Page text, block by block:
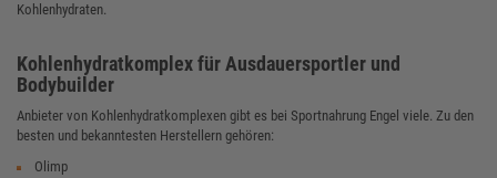
Kohlenhydraten.
Kohlenhydratkomplex für Ausdauersportler und
Bodybuilder
Anbieter von Kohlenhydratkomplexen gibt es bei Sportnahrung Engel viele. Zu den
besten und bekanntesten Herstellern gehören:
Olimp